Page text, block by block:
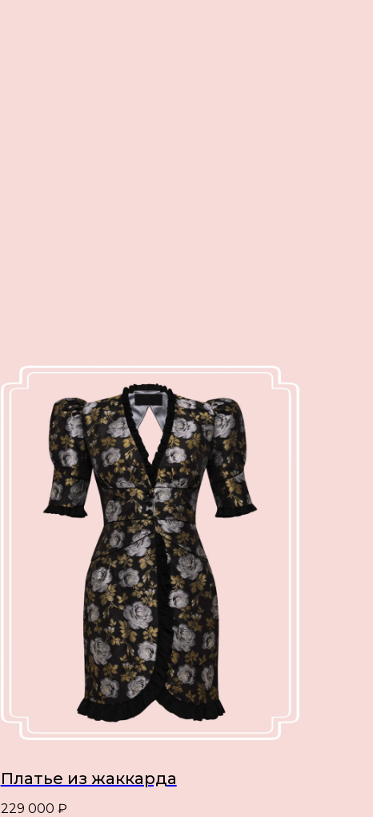
Платье из жаккарда
229 000 ₽